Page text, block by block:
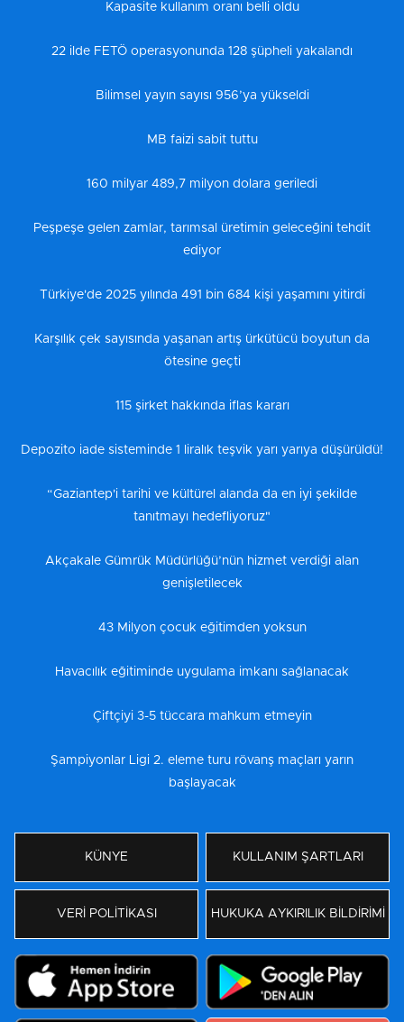
Kapasite kullanım oranı belli oldu
22 ilde FETÖ operasyonunda 128 şüpheli yakalandı
Bilimsel yayın sayısı 956’ya yükseldi
MB faizi sabit tuttu
160 milyar 489,7 milyon dolara geriledi
Peşpeşe gelen zamlar, tarımsal üretimin geleceğini tehdit
ediyor
Türkiye'de 2025 yılında 491 bin 684 kişi yaşamını yitirdi
Karşılık çek sayısında yaşanan artış ürkütücü boyutun da
ötesine geçti
115 şirket hakkında iflas kararı
Depozito iade sisteminde 1 liralık teşvik yarı yarıya düşürüldü!
“Gaziantep'i tarihi ve kültürel alanda da en iyi şekilde
tanıtmayı hedefliyoruz"
Akçakale Gümrük Müdürlüğü’nün hizmet verdiği alan
genişletilecek
43 Milyon çocuk eğitimden yoksun
Havacılık eğitiminde uygulama imkanı sağlanacak
Çiftçiyi 3-5 tüccara mahkum etmeyin
Şampiyonlar Ligi 2. eleme turu rövanş maçları yarın
başlayacak
KÜNYE KULLANIM ŞARTLARI
VERİ POLİTİKASI HUKUKA AYKIRILIK BİLDİRİMİ